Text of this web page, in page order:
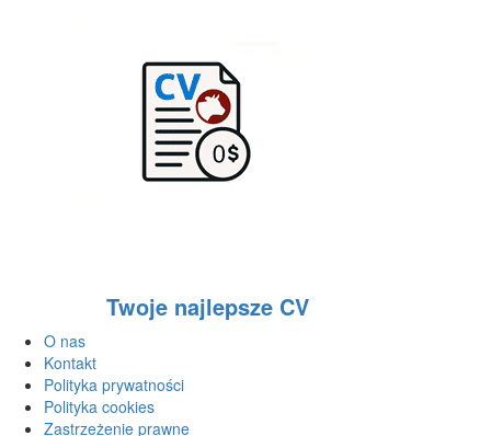
Twoje najlepsze CV
O nas
Kontakt
Polityka prywatności
Polityka cookies
Zastrzeżenie prawne